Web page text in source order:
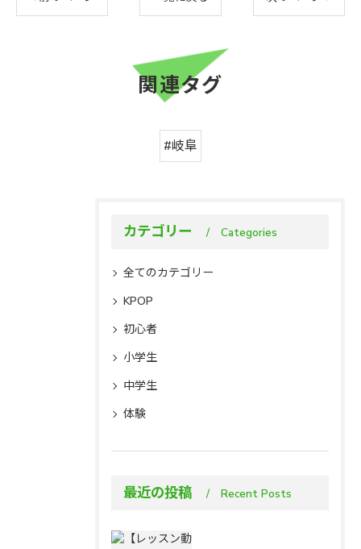
関連タグ
#岐阜
カテゴリー Categories
全てのカテゴリー
KPOP
初心者
小学生
中学生
体験
最近の投稿 Recent Posts